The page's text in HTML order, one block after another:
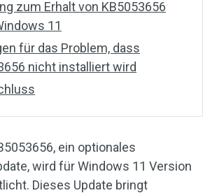
zum Erhalt von KB5053656
11
für das Problem, dass
nicht installiert wird
ein optionales
wird für Windows 11 Version
Dieses Update bringt